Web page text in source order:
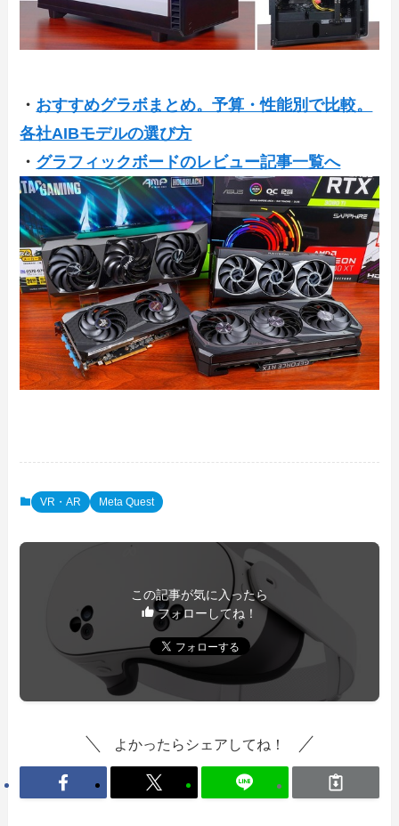
・ おすすめグラボまとめ。予算・性能別で比較。
各社AIBモデルの選び方
・ グラフィックボードのレビュー記事一覧へ
VR・AR Meta Quest
この記事が気に入ったら
フォローしてね！
よかったらシェアしてね！